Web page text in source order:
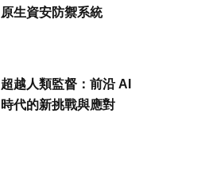
原生資安防禦系統
超越人類監督：前沿 AI
時代的新挑戰與應對